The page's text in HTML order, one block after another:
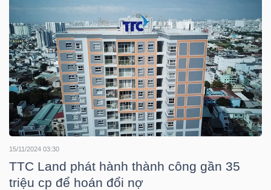
15/11/2024 03:30
TTC Land phát hành thành công gần 35
triệu cp để hoán đổi nợ
THẾ
GIỚI
ĐÔNG
DƯƠNG
TÀI